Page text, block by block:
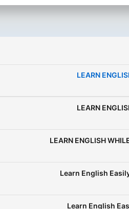
LEARN
LEARN
LEARN ENGLISH
Learn English
Learn English